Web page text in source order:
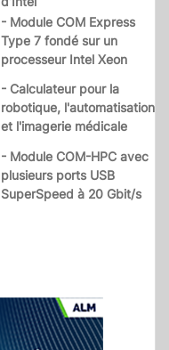
- Module COM Express
Type 7 fondé sur un
processeur Intel Xeon
- Calculateur pour la
robotique, l'automatisation
et l'imagerie médicale
- Module COM-HPC avec
plusieurs ports USB
SuperSpeed à 20 Gbit/s